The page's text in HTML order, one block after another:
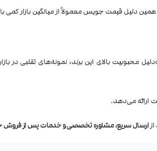
همین دلیل قیمت جویس معمولاً از میانگین بازار کمی
محبوبیت بالای این برند، نمونه‌های تقلبی در
ارائه می‌دهد.
ارسال سریع، مشاوره تخصصی و خدمات پس از فروش